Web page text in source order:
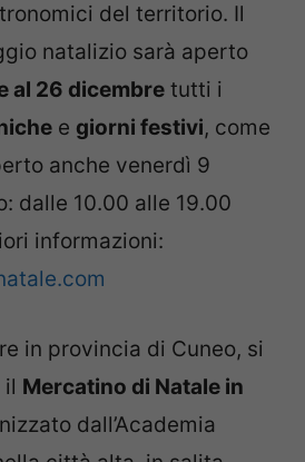
del territorio. Il
natalizio sarà aperto
al 26 dicembre tutti i
e giorni festivi, come
anche venerdì 9
dalle 10.00 alle 19.00
informazioni:
in provincia di Cuneo, si
il Mercatino di Natale in
dall’Academia